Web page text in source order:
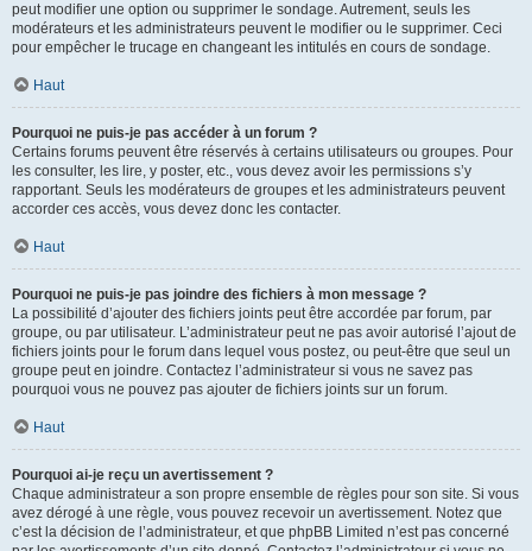
peut modifier une option ou supprimer le sondage. Autrement, seuls les
modérateurs et les administrateurs peuvent le modifier ou le supprimer. Ceci
pour empêcher le trucage en changeant les intitulés en cours de sondage.
Haut
Pourquoi ne puis-je pas accéder à un forum ?
Certains forums peuvent être réservés à certains utilisateurs ou groupes. Pour
les consulter, les lire, y poster, etc., vous devez avoir les permissions s’y
rapportant. Seuls les modérateurs de groupes et les administrateurs peuvent
accorder ces accès, vous devez donc les contacter.
Haut
Pourquoi ne puis-je pas joindre des fichiers à mon message ?
La possibilité d’ajouter des fichiers joints peut être accordée par forum, par
groupe, ou par utilisateur. L’administrateur peut ne pas avoir autorisé l’ajout de
fichiers joints pour le forum dans lequel vous postez, ou peut-être que seul un
groupe peut en joindre. Contactez l’administrateur si vous ne savez pas
pourquoi vous ne pouvez pas ajouter de fichiers joints sur un forum.
Haut
Pourquoi ai-je reçu un avertissement ?
Chaque administrateur a son propre ensemble de règles pour son site. Si vous
avez dérogé à une règle, vous pouvez recevoir un avertissement. Notez que
c’est la décision de l’administrateur, et que phpBB Limited n’est pas concerné